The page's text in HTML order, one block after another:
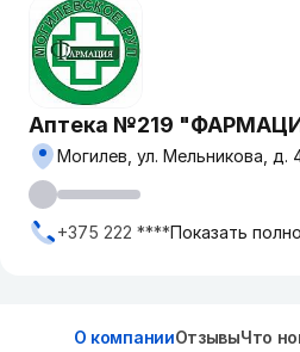
Аптека №219
Могилев, ул. Мельникова, д.
+375 222 ****Показать
О компанииОтзывыЧто